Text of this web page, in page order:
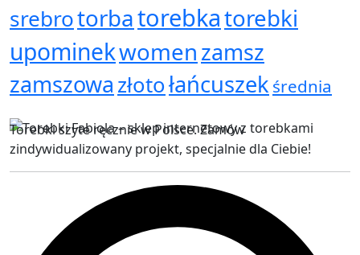
srebrotorbatorebkatorebki
upominekwomenzamsz
zamszowa złotołańcuszek średnia
Torebki szyte ręcznie w Polsce. Zamów
zindywidualizowany projekt, specjalnie dla Ciebie!